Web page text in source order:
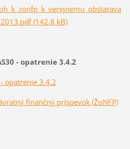
(142,8 kB)
- opatrenie 3.4.2
opatrenie 3.4.2
finančný príspevok (ŽoNFP)